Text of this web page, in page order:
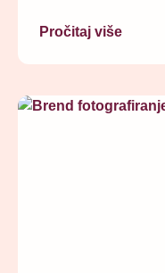
Pročitaj više